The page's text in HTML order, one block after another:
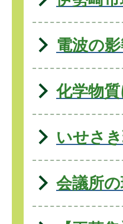
電波の
化学物
いせさ
会議所